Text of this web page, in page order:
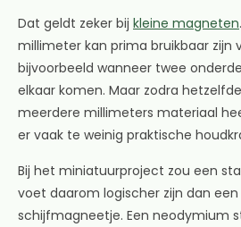
Dat geldt zeker bij kleine magneten
millimeter kan prima bruikbaar zijn
bijvoorbeeld wanneer twee
elkaar komen. Maar zodra
meerdere millimeters materiaal
er vaak te weinig praktische
Bij het miniatuurproject zou een
voet daarom logischer zijn dan een
schijfmagneetje. Een neodymium